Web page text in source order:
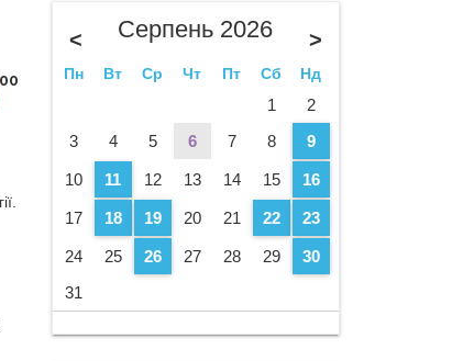
00
Серпень 2026 >
<
Пн Вт Ср Чт Пт Сб Нд
1
2
3
4 5 6 7 8 9
10 11 12 13 14 15 16
17 18 19 20 21 22 23
24 25 26 27 28 29
30
31